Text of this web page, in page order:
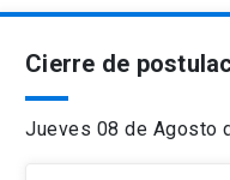
Cierre de
Jueves 08 de Agosto